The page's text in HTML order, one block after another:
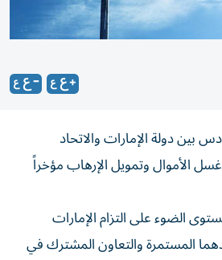
بين دولة الإمارات والاتحاد
الأموال وتمويل الإرهاب مؤخراً
الضوء على التزام الإمارات
المستمرة والتعاون المشترك في